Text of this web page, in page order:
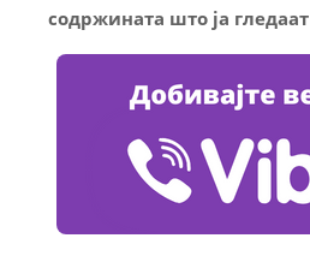
содржината што ја гледаат